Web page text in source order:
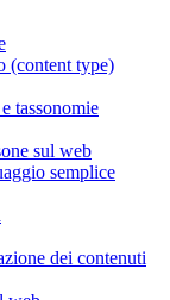
(content type)
tassonomie
sul web
semplice
dei contenuti